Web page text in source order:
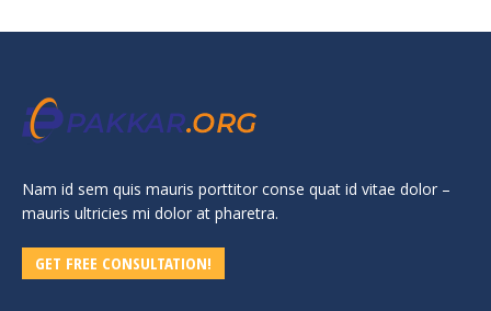
Nam id sem quis mauris porttitor conse quat id vitae dolor –
mauris ultricies mi dolor at pharetra.
GET FREE CONSULTATION!